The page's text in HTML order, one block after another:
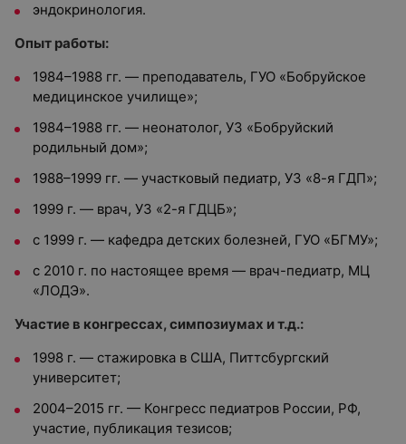
эндокринология.
Опыт работы:
1984–1988 гг. — преподаватель, ГУО «Бобруйское
медицинское училище»;
1984–1988 гг. — неонатолог, УЗ «Бобруйский
родильный дом»;
1988–1999 гг. — участковый педиатр, УЗ «8-я ГДП»;
1999 г. — врач, УЗ «2-я ГДЦБ»;
с 1999 г. — кафедра детских болезней, ГУО «БГМУ»;
с 2010 г. по настоящее время — врач-педиатр, МЦ
«ЛОДЭ».
Участие в конгрессах, симпозиумах и т.д.:
1998 г. — стажировка в США, Питтсбургский
университет;
2004–2015 гг. — Конгресс педиатров России, РФ,
участие, публикация тезисов;